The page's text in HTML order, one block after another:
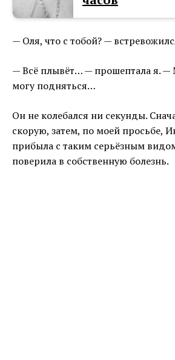
— Оля, что с тобой? —
— Всё плывёт… — прошептала я.
могу подняться…
Он не колебался ни секунды.
скорую, затем, по моей просьбе,
прибыла с таким серьёзным
поверила в собственную болезнь.